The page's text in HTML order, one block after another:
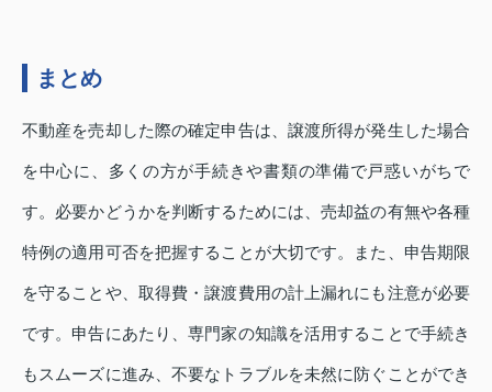
まとめ
不動産を売却した際の確定申告は、譲渡所得が発生した場合
を中心に、多くの方が手続きや書類の準備で戸惑いがちで
す。必要かどうかを判断するためには、売却益の有無や各種
特例の適用可否を把握することが大切です。また、申告期限
を守ることや、取得費・譲渡費用の計上漏れにも注意が必要
です。申告にあたり、専門家の知識を活用することで手続き
もスムーズに進み、不要なトラブルを未然に防ぐことができ